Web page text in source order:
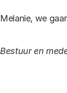
Melanie, we
Bestuur en